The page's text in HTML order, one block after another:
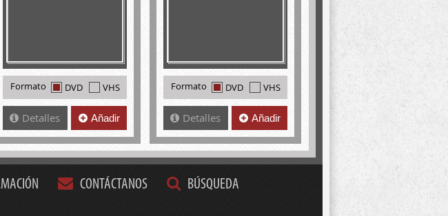
Formato DVD VHS
Detalles Añadir
Formato DVD VHS
Detalles Añadir
CONTÁCTANOS BÚSQUEDA